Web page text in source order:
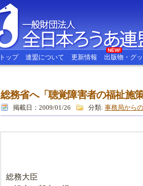
全日本ろうあ連盟
トップ
連盟について 更新情報 出版物・グ
NEW!
総務省へ「聴覚障害者の福祉施
掲載日：2009/01/26 分類: 事務局から
総務大臣